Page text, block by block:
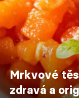
Mrkvové
zdravá a